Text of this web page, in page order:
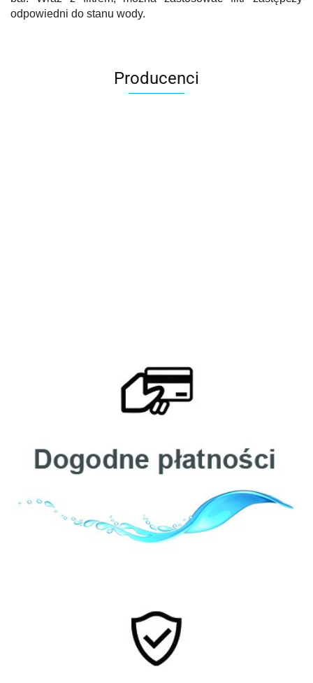
odpowiedni do stanu wody.
Producenci